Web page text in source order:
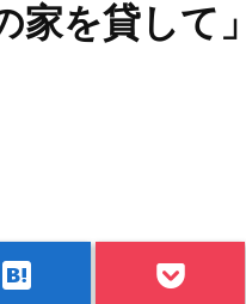
家を貸して
hatenabookmark